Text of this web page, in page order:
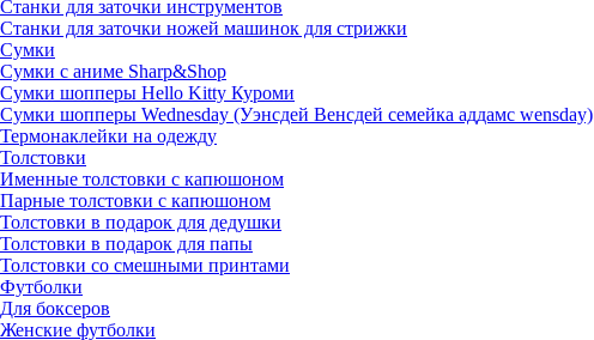
Станки для заточки инструментов
Станки для заточки ножей машинок для стрижки
Сумки
Сумки с аниме Sharp&Shop
Сумки шопперы Hello Kitty Куроми
Сумки шопперы Wednesday (Уэнсдей Венсдей семейка аддамс wensday)
Термонаклейки на одежду
Толстовки
Именные толстовки с капюшоном
Парные толстовки с капюшоном
Толстовки в подарок для дедушки
Толстовки в подарок для папы
Толстовки со смешными принтами
Футболки
Для боксеров
Женские футболки